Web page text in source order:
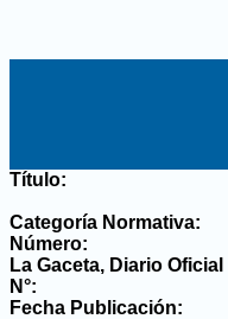
Título:
Categoría Normativa:
Número:
La Gaceta, Diario Oficial
N°:
Fecha Publicación: